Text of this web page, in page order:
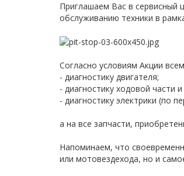
Приглашаем Вас в сервисный
обслуживанию техники в
Согласно условиям Акции
- диагностику двигателя;
- диагностику ходовой части
- диагностику электрики (по
а на все запчасти,
Напоминаем, что
или мотовездехода, но и